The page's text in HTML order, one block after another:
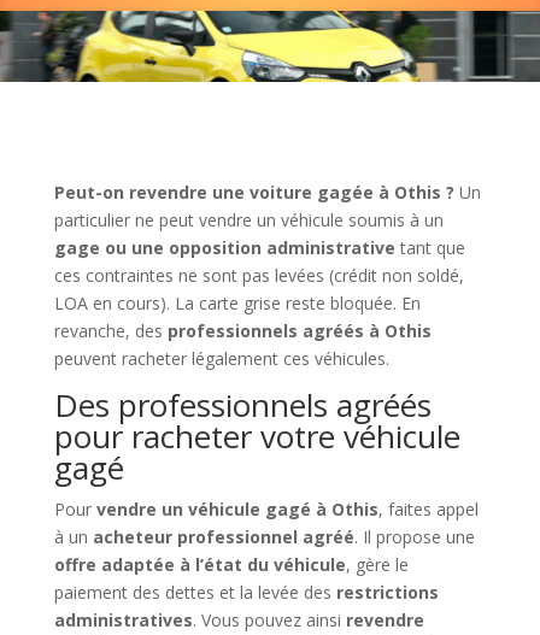
Peut-on revendre une voiture gagée à Othis ? Un
particulier ne peut vendre un véhicule soumis à un
gage ou une opposition administrative tant que
ces contraintes ne sont pas levées (crédit non soldé,
LOA en cours). La carte grise reste bloquée. En
revanche, des professionnels agréés à Othis
peuvent racheter légalement ces véhicules.
Des professionnels agréés
pour racheter votre véhicule
gagé
Pour vendre un véhicule gagé à Othis, faites appel
à un acheteur professionnel agréé. Il propose une
offre adaptée à l’état du véhicule, gère le
paiement des dettes et la levée des restrictions
administratives. Vous pouvez ainsi revendre